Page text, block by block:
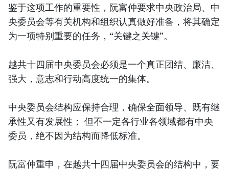
鉴于这项工作的重要性，阮富仲要求中央政治局、中
央委员会等有关机构和组织认真做好准备，将其确定
为一项特别重要的任务，“关键之关键”。
越共十四届中央委员会必须是一个真正团结、廉洁、
强大，意志和行动高度统一的集体。
中央委员会结构应保持合理，确保全面领导、既有继
承性又有发展性； 但不一定各行业各领域都有中央
委员，绝不因为结构而降低标准。
阮富仲重申，在越共十四届中央委员会的结构中，要